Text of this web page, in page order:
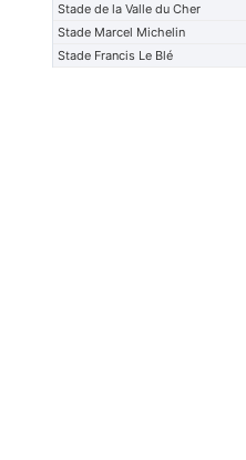
Stade de la Valle du Cher
Stade Marcel Michelin
Stade Francis Le Blé